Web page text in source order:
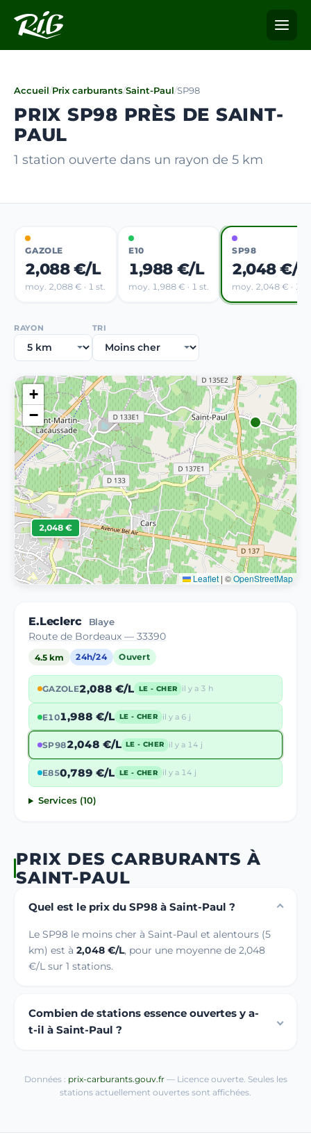
Accueil/Prix carburants/Saint-Paul/SP98
PRIX SP98 PRÈS DE SAINT-
PAUL
1 station ouverte dans un rayon de 5 km
GAZOLE
2,088 €/L
moy. 2,088 € · 1 st.
E10
1,988 €/L
moy. 1,988 € · 1 st.
SP98
2,048 €/L
moy. 2,048 € · 1
RAYON TRI
2,048 €
+
−
Leaflet | ©OpenStreetMap
E.Leclerc Blaye
Route de Bordeaux — 33390
4.5 km 24h/24 Ouvert
GAZOLE2,088 €/L LE - CHER il y a 3 h
E101,988 €/L LE - CHER il y a 6 j
SP982,048 €/L LE - CHER il y a 14 j
E850,789 €/L LE - CHER il y a 14 j
Services (10)
PRIX DES CARBURANTS À
SAINT-PAUL
Quel est le prix du SP98 à Saint-Paul ?
Le SP98 le moins cher à Saint-Paul et alentours (5
km) est à 2,048 €/L, pour une moyenne de 2,048
€/L sur 1 stations.
Combien de stations essence ouvertes y a-
t-il à Saint-Paul ?
Données : prix-carburants.gouv.fr— Licence ouverte. Seules les
stations actuellement ouvertes sont affichées.